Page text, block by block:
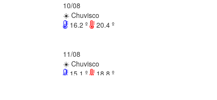
10/08
☀️ Chuvisco
16.2 º
20.4 º
11/08
☀️ Chuvisco
15.1 º
18.8 º